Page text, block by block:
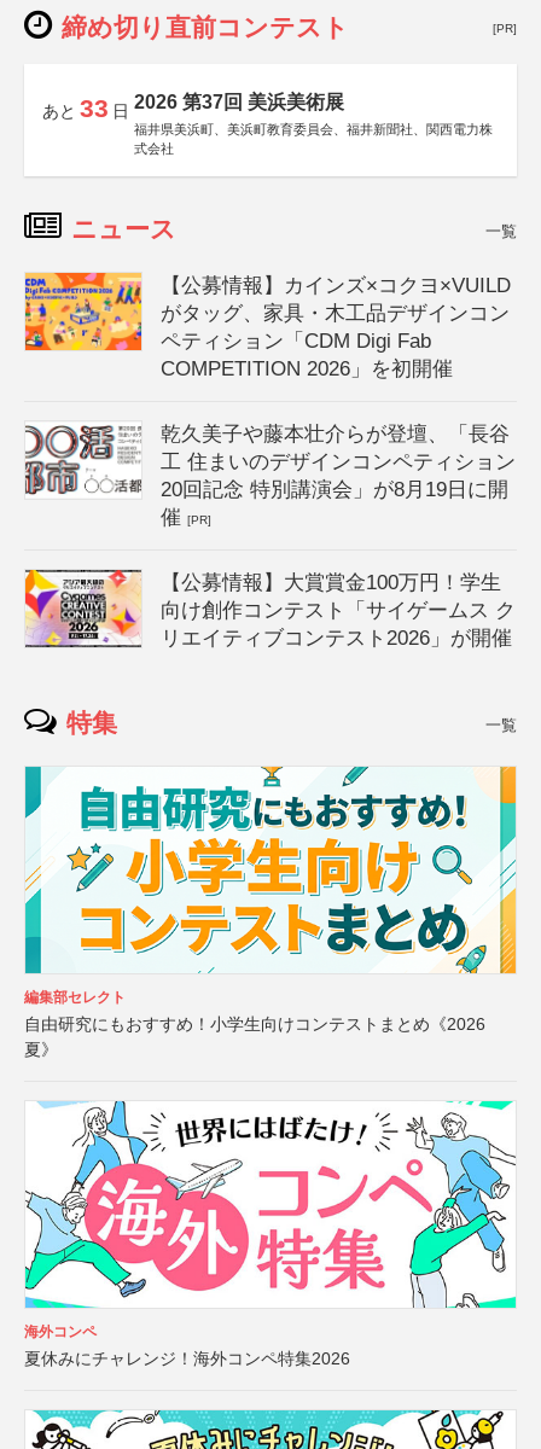
締め切り直前コンテスト [PR]
あと 33 日 2026 第37回 美浜美術展
福井県美浜町、美浜町教育委員会、福井新聞社、関西電力株
式会社
ニュース 一覧
【公募情報】カインズ×コクヨ×VUILD
がタッグ、家具・木工品デザインコン
ペティション「CDM Digi Fab
COMPETITION 2026」を初開催
乾久美子や藤本壮介らが登壇、「長谷
工 住まいのデザインコンペティション
20回記念 特別講演会」が8月19日に開
催[PR]
【公募情報】大賞賞金100万円！学生
向け創作コンテスト「サイゲームス ク
リエイティブコンテスト2026」が開催
特集 一覧
編集部セレクト
自由研究にもおすすめ！小学生向けコンテストまとめ《2026
夏》
海外コンペ
夏休みにチャレンジ！海外コンペ特集2026